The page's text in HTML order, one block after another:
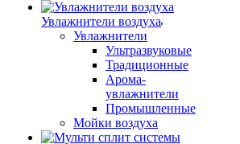
Увлажнители воздуха
Увлажнители
Ультразвуковые
Традиционные
Арома-
увлажнители
Промышленные
Мойки воздуха